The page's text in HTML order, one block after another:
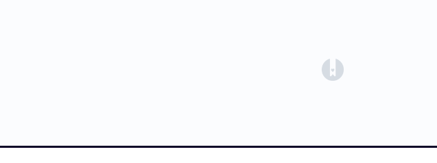
(opens in a new tab)